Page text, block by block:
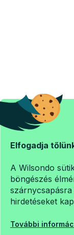
Elfogadja
A Wilsondo
böngészés
hirdetéseket
További